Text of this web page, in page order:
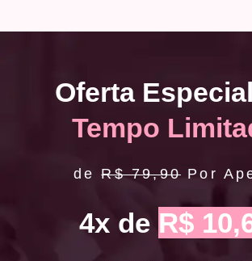
Oferta
Tempo
deR$ 79,90 Por
4x de R$